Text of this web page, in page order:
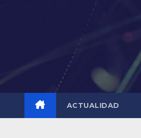
ACTUALIDAD